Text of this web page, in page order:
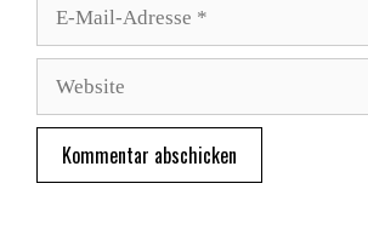
Adresse